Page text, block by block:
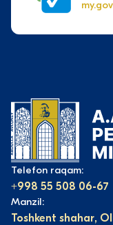
Telefon raqam:
+998 55 508 06-67
Manzil:
Toshkent shahar,